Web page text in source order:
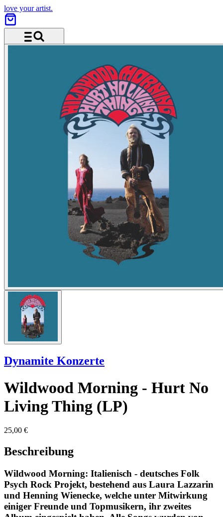
love your artist.
Dynamite Konzerte
Wildwood Morning - Hurt No
Living Thing (LP)
25,00 €
Beschreibung
Wildwood Morning: Italienisch - deutsches Folk
Psych Rock Projekt, bestehend aus Laura Lazzarin
und Henning Wienecke, welche unter Mitwirkung
einiger Freunde und Topmusikern, ihr zweites